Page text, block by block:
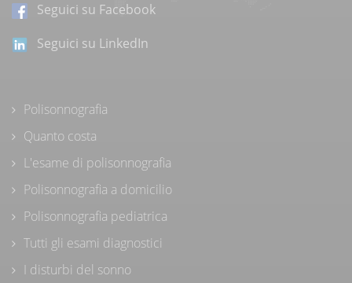
Seguici su Facebook
Seguici su LinkedIn
Polisonnografia
Quanto costa
L'esame di polisonnografia
Polisonnografia a domicilio
Polisonnografia pediatrica
Tutti gli esami diagnostici
I disturbi del sonno